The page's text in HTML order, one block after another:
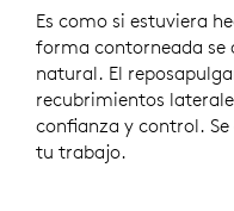
Es como si estuviera
forma contorneada
natural. El
recubrimientos
confianza y control.
tu trabajo.